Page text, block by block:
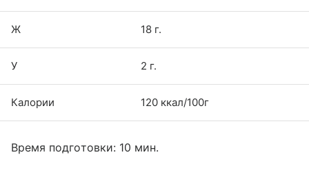
Ж 18 г.
У 2 г.
Калории 120 ккал/100г
Время подготовки: 10 мин.